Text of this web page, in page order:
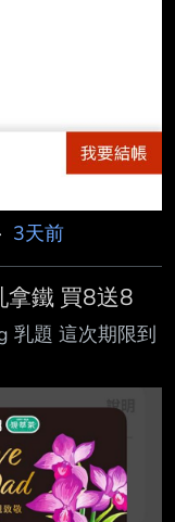
· 3天前
鐵 買8送8
乳題 這次期限到